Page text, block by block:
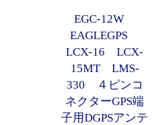
EGC-12W
EAGLEGPS
LCX-16 LCX-
15MT LMS-
330 ４ピンコ
ネクターGPS端
子用DGPSアンテ